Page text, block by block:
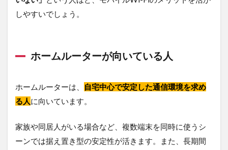
しやすいでしょう。
ホームルーターが向いている人
ホームルーターは、
自宅中心で安定した通信環境を求め
る人に向いています。
家族や同居人がいる場合など、複数端末を同時に使うシ
ーンでは据え置き型の安定性が活きます。また、長期間